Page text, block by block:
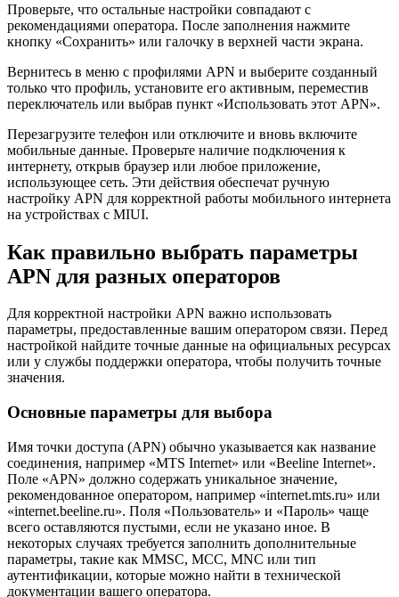
Проверьте, что остальные настройки совпадают с
рекомендациями оператора. После заполнения нажмите
кнопку «Сохранить» или галочку в верхней части экрана.
Вернитесь в меню с профилями APN и выберите созданный
только что профиль, установите его активным, переместив
переключатель или выбрав пункт «Использовать этот APN».
Перезагрузите телефон или отключите и вновь включите
мобильные данные. Проверьте наличие подключения к
интернету, открыв браузер или любое приложение,
использующее сеть. Эти действия обеспечат ручную
настройку APN для корректной работы мобильного интернета
на устройствах с MIUI.
Как правильно выбрать параметры
APN для разных операторов
Для корректной настройки APN важно использовать
параметры, предоставленные вашим оператором связи. Перед
настройкой найдите точные данные на официальных ресурсах
или у службы поддержки оператора, чтобы получить точные
значения.
Основные параметры для выбора
Имя точки доступа (APN) обычно указывается как название
соединения, например «MTS Internet» или «Beeline Internet».
Поле «APN» должно содержать уникальное значение,
рекомендованное оператором, например «internet.mts.ru» или
«internet.beeline.ru». Поля «Пользователь» и «Пароль» чаще
всего оставляются пустыми, если не указано иное. В
некоторых случаях требуется заполнить дополнительные
параметры, такие как MMSC, MCC, MNC или тип
аутентификации, которые можно найти в технической
документации вашего оператора.